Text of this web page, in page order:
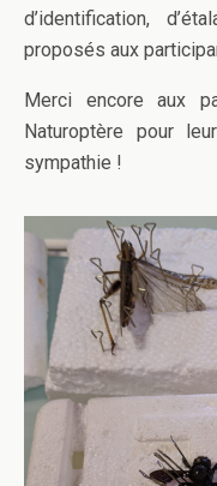
d’identification,
proposés aux
Merci encore aux
Naturoptère pour
sympathie !